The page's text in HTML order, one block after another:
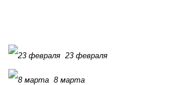
23 февраля
8 марта